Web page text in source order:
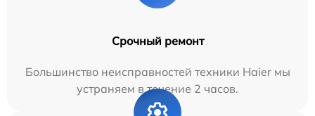
Срочный ремонт
Большинство неисправностей техники Haier мы
устраняем в течение 2 часов.